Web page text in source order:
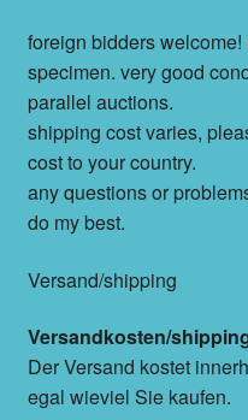
foreign bidders
specimen. very good
parallel auctions.
shipping cost varies,
cost to your country.
any questions or
do my best.
Versand/shipping
Versandkosten/
Der Versand kostet
egal wieviel Sie kaufen.